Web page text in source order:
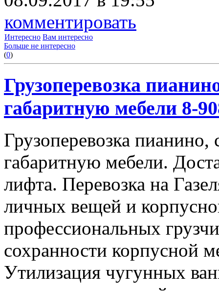
комментировать
Интересно Вам интересно
Больше не интересно
(0)
Грузоперевозка
габаритную мебели 8-
Грузоперевозка
габаритную мебели.
лифта. Перевозка на
личных вещей и
профессиональных
сохранности корпусной
Утилизация чугунных